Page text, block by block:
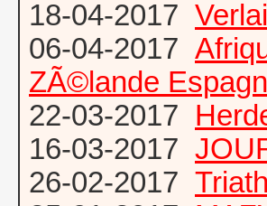
18-04-2017
06-04-2017
ZÃ©lande
22-03-2017
16-03-2017
26-02-2017